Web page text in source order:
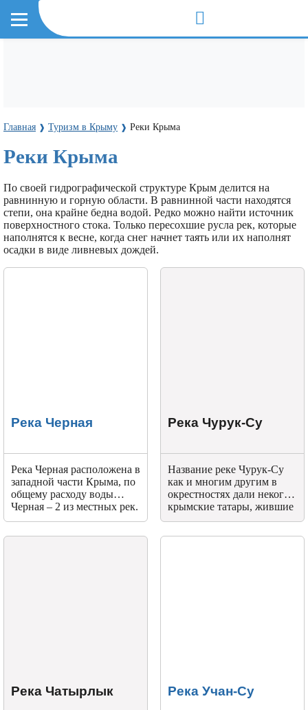
Главная ❱ Туризм в Крыму ❱ Реки Крыма
Реки Крыма
По своей гидрографической структуре Крым делится на
равнинную и горную области. В равнинной части находятся
степи, она крайне бедна водой. Редко можно найти источник
поверхностного стока. Только пересохшие русла рек, которые
наполнятся к весне, когда снег начнет таять или их наполнят
осадки в виде ливневых дождей.
Река Черная
Река Черная расположена в
западной части Крыма, по
общему расходу воды
Черная – 2 из местных рек.
Река Чурук-Су
Название реке Чурук-Су
как и многим другим в
окрестностях дали некогда
крымские татары, жившие
здесь. С течением времени
Река Чатырлык Река Учан-Су